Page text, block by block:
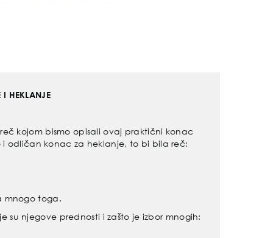
I HEKLANJE
kojom bismo opisali ovaj praktični konac
i odličan konac za heklanje, to bi bila reč:
mnogo toga.
su njegove prednosti i zašto je izbor mnogih: